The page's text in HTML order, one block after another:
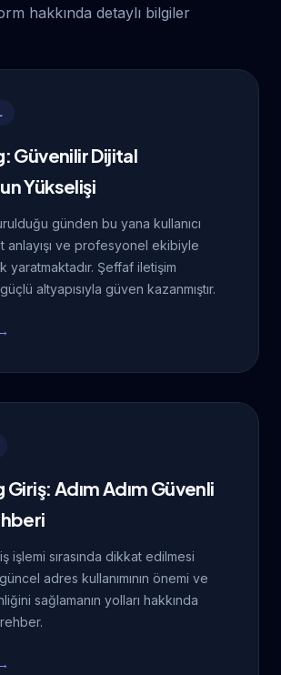
hakkında detaylı bilgiler
Güvenilir Dijital
Yükselişi
günden bu yana kullanıcı
anlayışı ve profesyonel ekibiyle
yaratmaktadır. Şeffaf iletişim
altyapısıyla güven kazanmıştır.
Adım Adım Güvenli
işlemi sırasında dikkat edilmesi
adres kullanımının önemi ve
sağlamanın yolları hakkında